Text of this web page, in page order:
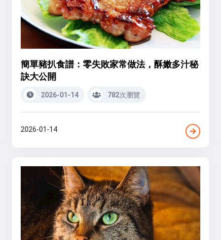
簡單豬扒食譜：零失敗家常做法，酥嫩多汁秘
訣大公開
2026-01-14 782次瀏覽
2026-01-14